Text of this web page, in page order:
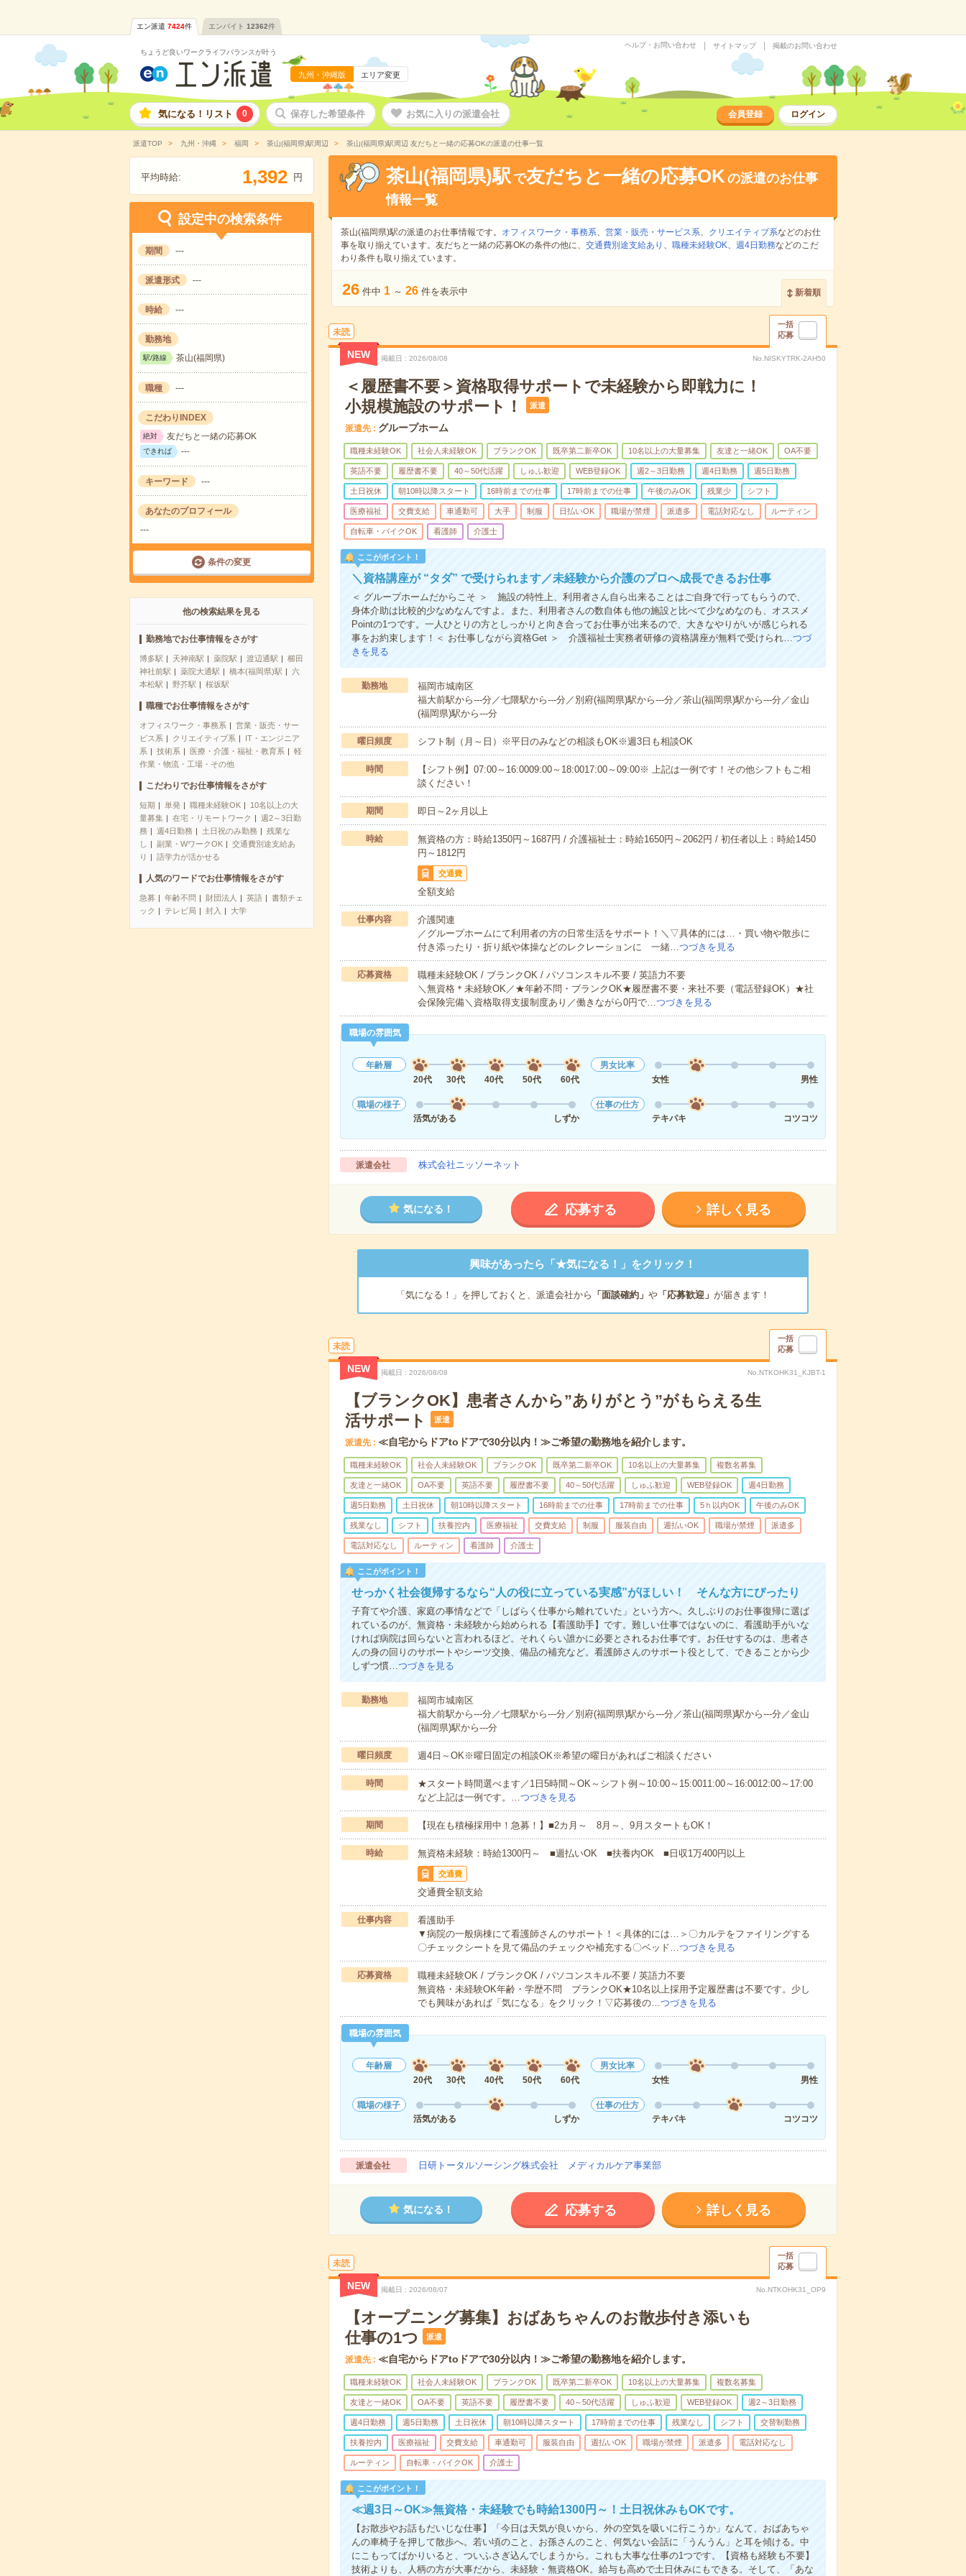
エン派遣 7424件 エンバイト 12362件
ちょうど良いワークライフバランスが叶う
九州・沖縄版 エリア変更
ヘルプ・お問い合わせ サイトマップ 掲載のお問い合わせ
気になる！リスト 0 保存した希望条件 お気に入りの派遣会社 会員登録 ログイン
派遣TOP 九州・沖縄 福岡 茶山(福岡県)駅周辺 茶山(福岡県)駅周辺 友だちと一緒の応募OKの派遣の仕事一覧
平均時給: 1,392 円
設定中の検索条件
期間 ---
派遣形式 ---
時給 ---
勤務地
駅/路線 茶山(福岡県)
職種 ---
こだわりINDEX
絶対 友だちと一緒の応募OK
できれば ---
キーワード ---
あなたのプロフィール
---
条件の変更
他の検索結果を見る
勤務地でお仕事情報をさがす
博多駅 天神南駅 薬院駅 渡辺通駅
櫛田
神社前駅
薬院大通駅 橋本(福岡県)駅
六
本松駅
野芥駅 桜坂駅
職種でお仕事情報をさがす
オフィスワーク・事務系
営業・販売・サー
ビス系
クリエイティブ系
IT・エンジニア
系
技術系 医療・介護・福祉・教育系
軽
作業・物流・工場・その他
こだわりでお仕事情報をさがす
短期 単発 職種未経験OK
10名以上の大
量募集
在宅・リモートワーク
週2～3日勤
務
週4日勤務 土日祝のみ勤務
残業な
し
副業・WワークOK
交通費別途支給あ
り
語学力が活かせる
人気のワードでお仕事情報をさがす
急募 年齢不問 財団法人 英語
書類チェ
ック
テレビ局 封入 大学
茶山(福岡県)駅 で友だちと一緒の応募OKの派遣のお仕事
情報一覧
茶山(福岡県)駅の派遣のお仕事情報です。 オフィスワーク・事務系、 営業・販売・サービス系、 クリエイティブ系などのお仕
事を取り揃えています。友だちと一緒の応募OKの条件の他に、 交通費別途支給あり 、 職種未経験OK、 週4日勤務などのこだ
わり条件も取り揃えています。
26 件中 1 ～ 26 件を表示中 新着順
未読
一括
応募
NEW 掲載日 2026/08/08 No.NISKYTRK-2AH50
＜履歴書不要＞資格取得サポートで未経験から即戦力に！
小規模施設のサポート！
派遣
派遣先 グループホーム
職種未経験OK 社会人未経験OK ブランクOK 既卒第二新卒OK 10名以上の大量募集 友達と一緒OK OA不要
英語不要 履歴書不要 40～50代活躍 しゅふ歓迎 WEB登録OK 週2～3日勤務 週4日勤務 週5日勤務
土日祝休 朝10時以降スタート 16時前までの仕事 17時前までの仕事 午後のみOK 残業少 シフト
医療福祉 交費支給 車通勤可 大手 制服 日払いOK 職場が禁煙 派遣多 電話対応なし ルーティン
自転車・バイクOK 看護師 介護士
ここがポイント！
＼資格講座が “タダ” で受けられます／未経験から介護のプロへ成長できるお仕事
＜ グループホームだからこそ ＞ 施設の特性上、利用者さん自ら出来ることはご自身で行ってもらうので、
身体介助は比較的少なめなんですよ。また、利用者さんの数自体も他の施設と比べて少なめなのも、オススメ
Pointの1つです。一人ひとりの方としっかりと向き合ってお仕事が出来るので、大きなやりがいが感じられる
事をお約束します！＜ お仕事しながら資格Get ＞ 介護福祉士実務者研修の資格講座が無料で受けられ…つづ
きを見る
勤務地
福岡市城南区
福大前駅から---分／七隈駅から---分／別府(福岡県)駅から---分／茶山(福岡県)駅から---分／金山
(福岡県)駅から---分
曜日頻度 シフト制（月～日）※平日のみなどの相談もOK※週3日も相談OK
時間
【シフト例】07:00～16:0009:00～18:0017:00～09:00※ 上記は一例です！その他シフトもご相
談ください！
期間 即日～2ヶ月以上
時給
無資格の方：時給1350円～1687円 / 介護福祉士：時給1650円～2062円 / 初任者以上：時給1450
円～1812円
交通費
全額支給
仕事内容
介護関連
／グループホームにて利用者の方の日常生活をサポート！＼▽具体的には…・買い物や散歩に
付き添ったり・折り紙や体操などのレクレーションに 一緒…つづきを見る
応募資格
職種未経験OK / ブランクOK / パソコンスキル不要 / 英語力不要
＼無資格＊未経験OK／★年齢不問・ブランクOK★履歴書不要・来社不要（電話登録OK）★社
会保険完備＼資格取得支援制度あり／働きながら0円で…つづきを見る
職場の雰囲気
年齢層
20代
30代 40代 50代 60代
男女比率
女性
男性
職場の様子
活気がある
しずか
仕事の仕方
テキパキ
コツコツ
派遣会社 株式会社ニッソーネット
気になる！ 応募する 詳しく見る
興味があったら「★気になる！」をクリック！
「気になる！」を押しておくと、派遣会社から 「面談確約」 や「応募歓迎」 が届きます！
未読
一括
応募
NEW 掲載日 2026/08/08 No.NTKOHK31_KJBT-1
【ブランクOK】患者さんから”ありがとう”がもらえる生
活サポート
派遣
派遣先 ≪自宅からドアtoドアで30分以内！≫ご希望の勤務地を紹介します。
職種未経験OK 社会人未経験OK ブランクOK 既卒第二新卒OK 10名以上の大量募集 複数名募集
友達と一緒OK OA不要 英語不要 履歴書不要 40～50代活躍 しゅふ歓迎 WEB登録OK 週4日勤務
週5日勤務 土日祝休 朝10時以降スタート 16時前までの仕事 17時前までの仕事 5ｈ以内OK 午後のみOK
残業なし シフト 扶養控内 医療福祉 交費支給 制服 服装自由 週払いOK 職場が禁煙 派遣多
電話対応なし ルーティン 看護師 介護士
ここがポイント！
せっかく社会復帰するなら“人の役に立っている実感”がほしい！ そんな方にぴったり
子育てや介護、家庭の事情などで「しばらく仕事から離れていた」という方へ。久しぶりのお仕事復帰に選ば
れているのが、無資格・未経験から始められる【看護助手】です。難しい仕事ではないのに、看護助手がいな
ければ病院は回らないと言われるほど。それくらい誰かに必要とされるお仕事です。お任せするのは、患者さ
んの身の回りのサポートやシーツ交換、備品の補充など。看護師さんのサポート役として、できることから少
しずつ慣…つづきを見る
勤務地
福岡市城南区
福大前駅から---分／七隈駅から---分／別府(福岡県)駅から---分／茶山(福岡県)駅から---分／金山
(福岡県)駅から---分
曜日頻度 週4日～OK※曜日固定の相談OK※希望の曜日があればご相談ください
時間
★スタート時間選べます／1日5時間～OK～シフト例～10:00～15:0011:00～16:0012:00～17:00
など上記は一例です。…つづきを見る
期間 【現在も積極採用中！急募！】■2カ月～ 8月～、9月スタートもOK！
時給 無資格未経験：時給1300円～ ■週払いOK ■扶養内OK ■日収1万400円以上
交通費
交通費全額支給
仕事内容
看護助手
▼病院の一般病棟にて看護師さんのサポート！＜具体的には…＞〇カルテをファイリングする
〇チェックシートを見て備品のチェックや補充する〇ベッド…つづきを見る
応募資格
職種未経験OK / ブランクOK / パソコンスキル不要 / 英語力不要
無資格・未経験OK年齢・学歴不問 ブランクOK★10名以上採用予定履歴書は不要です。少し
でも興味があれば「気になる」をクリック！▽応募後の…つづきを見る
職場の雰囲気
年齢層
20代
30代 40代 50代 60代
男女比率
女性
男性
職場の様子
活気がある
しずか
仕事の仕方
テキパキ
コツコツ
派遣会社 日研トータルソーシング株式会社 メディカルケア事業部
気になる！ 応募する 詳しく見る
未読
一括
応募
NEW 掲載日 2026/08/07 No.NTKOHK31_OP9
【オープニング募集】おばあちゃんのお散歩付き添いも
仕事の1つ
派遣
派遣先 ≪自宅からドアtoドアで30分以内！≫ご希望の勤務地を紹介します。
職種未経験OK 社会人未経験OK ブランクOK 既卒第二新卒OK 10名以上の大量募集 複数名募集
友達と一緒OK OA不要 英語不要 履歴書不要 40～50代活躍 しゅふ歓迎 WEB登録OK 週2～3日勤務
週4日勤務 週5日勤務 土日祝休 朝10時以降スタート 17時前までの仕事 残業なし シフト 交替制勤務
扶養控内 医療福祉 交費支給 車通勤可 服装自由 週払いOK 職場が禁煙 派遣多 電話対応なし
ルーティン 自転車・バイクOK 介護士
ここがポイント！
≪週3日～OK≫無資格・未経験でも時給1300円～！土日祝休みもOKです。
【お散歩やお話もだいじな仕事】「今日は天気が良いから、外の空気を吸いに行こうか」なんて、おばあちゃ
んの車椅子を押して散歩へ。若い頃のこと、お孫さんのこと、何気ない会話に「うんうん」と耳を傾ける。中
にこもってばかりいると、ついふさぎ込んでしまうから。これも大事な仕事の1つです。【資格も経験も不要】
技術よりも、人柄の方が大事だから、未経験・無資格OK。給与も高めで土日休みにもできる。そして、「あな